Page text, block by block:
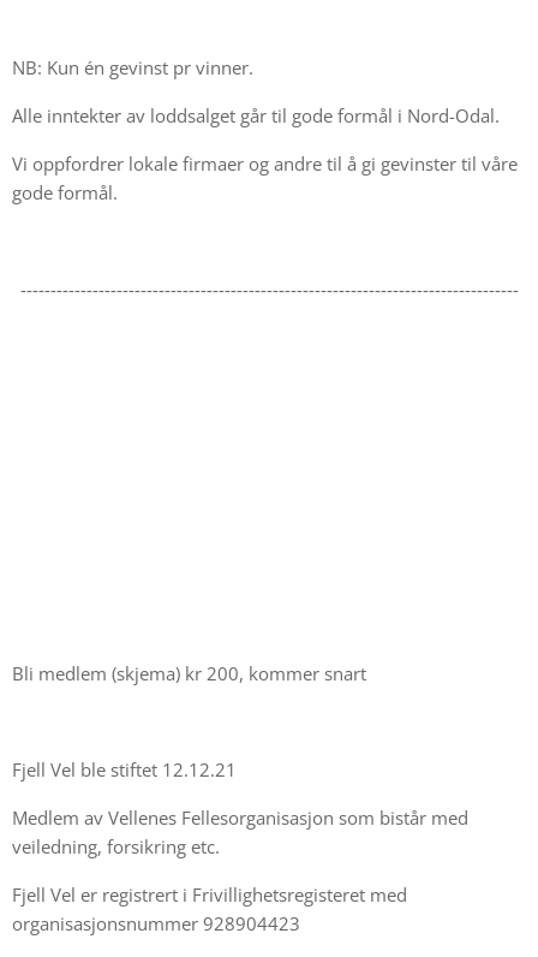
NB: Kun én gevinst pr vinner.
Alle inntekter av loddsalget går til gode formål i Nord-Odal.
Vi oppfordrer lokale firmaer og andre til å gi gevinster til våre
gode formål.
-----------------------------------------------------------------------------------
Bli medlem (skjema) kr 200, kommer snart
Fjell Vel ble stiftet 12.12.21
Medlem av Vellenes Fellesorganisasjon som bistår med
veiledning, forsikring etc.
Fjell Vel er registrert i Frivillighetsregisteret med
organisasjonsnummer 928904423